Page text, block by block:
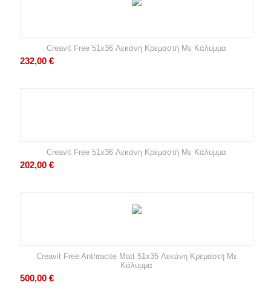
Creavit Free 51x36 Λεκάνη Κρεμαστή Με Κάλυμμα
232,00 €
Creavit Free 51x36 Λεκάνη Κρεμαστή Με Κάλυμμα
202,00 €
Creavit Free Anthracite Matt 51x35 Λεκάνη Κρεμαστή Με
Κάλυμμα
500,00 €